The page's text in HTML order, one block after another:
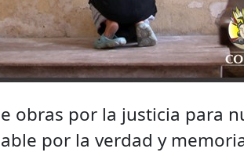
obras por la justicia para
por la verdad y